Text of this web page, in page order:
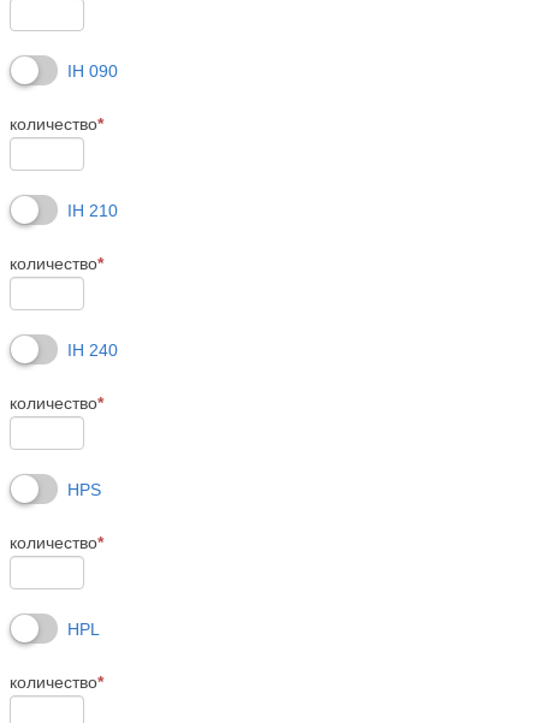
IH 090
количество*
IH 210
количество*
IH 240
количество*
HPS
количество*
HPL
количество*